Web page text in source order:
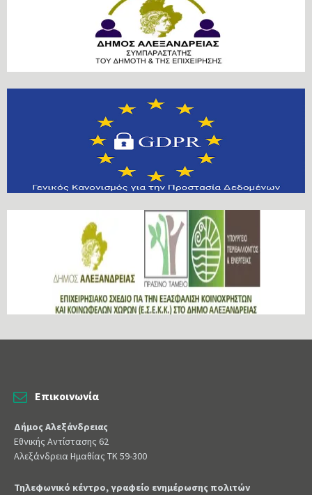
Επικοινωνία
Δήμος Αλεξάνδρειας
Εθνικής Αντίστασης 62
Αλεξάνδρεια Ημαθίας ΤΚ 59-300
Τηλεφωνικό κέντρο, γραφείο ενημέρωσης πολιτών